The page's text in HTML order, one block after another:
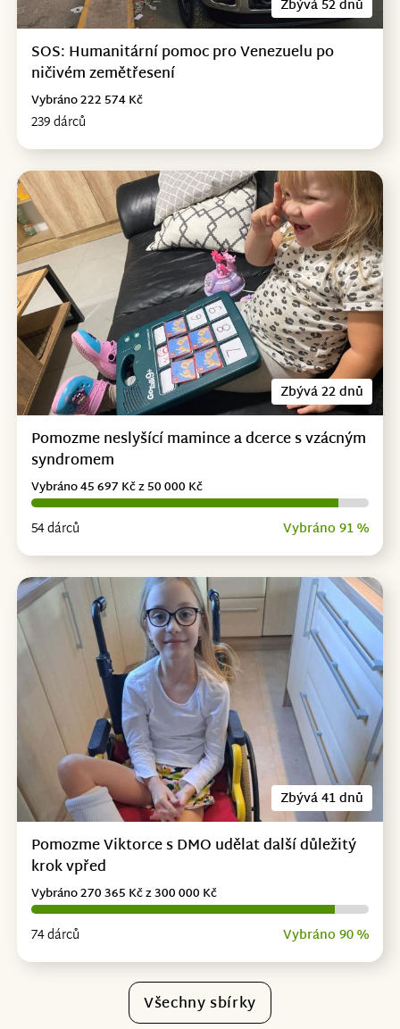
Zbývá 52 dnů
SOS: Humanitární pomoc pro Venezuelu po
ničivém zemětřesení
239 dárců
Vybráno 222 574 Kč
Zbývá 22 dnů
Pomozme neslyšící mamince a dcerce s vzácným
syndromem
54 dárců Vybráno 91 %
Vybráno 45 697 Kč z 50 000 Kč
Zbývá 41 dnů
Pomozme Viktorce s DMO udělat další důležitý
krok vpřed
74 dárců Vybráno 90 %
Vybráno 270 365 Kč z 300 000 Kč
Všechny sbírky